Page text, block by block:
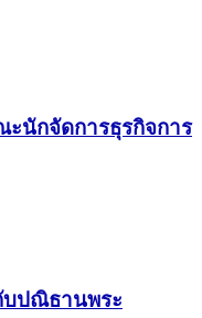
นักจัดการธุรกิจการ
บปณิธานพระ